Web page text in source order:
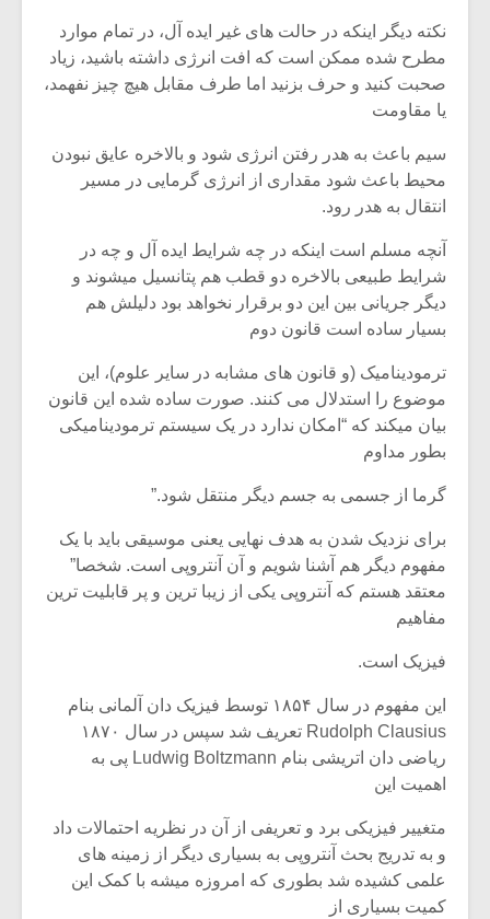
نکته دیگر اینکه در حالت های غیر ایده آل، در تمام موارد
مطرح شده ممکن است که افت انرژی داشته باشید، زیاد
صحبت کنید و حرف بزنید اما طرف مقابل هیچ چیز نفهمد،
یا مقاومت
سیم باعث به هدر رفتن انرژی شود و بالاخره عایق نبودن
محیط باعث شود مقداری از انرژی گرمایی در مسیر
انتقال به هدر رود.
آنچه مسلم است اینکه در چه شرایط ایده آل و چه در
شرایط طبیعی بالاخره دو قطب هم پتانسیل میشوند و
دیگر جریانی بین این دو برقرار نخواهد بود دلیلش هم
بسیار ساده است قانون دوم
ترمودینامیک (و قانون های مشابه در سایر علوم)، این
موضوع را استدلال می کنند. صورت ساده شده این قانون
بیان میکند که “امکان ندارد در یک سیستم ترمودینامیکی
بطور مداوم
گرما از جسمی به جسم دیگر منتقل شود.”
برای نزدیک شدن به هدف نهایی یعنی موسیقی باید با یک
مفهوم دیگر هم آشنا شویم و آن آنتروپی است. شخصا”
معتقد هستم که آنتروپی یکی از زیبا ترین و پر قابلیت ترین
مفاهیم
فیزیک است.
این مفهوم در سال ۱۸۵۴ توسط فیزیک دان آلمانی بنام
Rudolph Clausius تعریف شد سپس در سال ۱۸۷۰
ریاضی دان اتریشی بنام Ludwig Boltzmann پی به
اهمیت این
متغییر فیزیکی برد و تعریفی از آن در نظریه احتمالات داد
و به تدریج بحث آنتروپی به بسیاری دیگر از زمینه های
علمی کشیده شد بطوری که امروزه میشه با کمک این
کمیت بسیاری از
متن فیلم «متری
شیش و نیم»
اگر نمی توانی
مشهورترین باشی،
بدنام ترین باش